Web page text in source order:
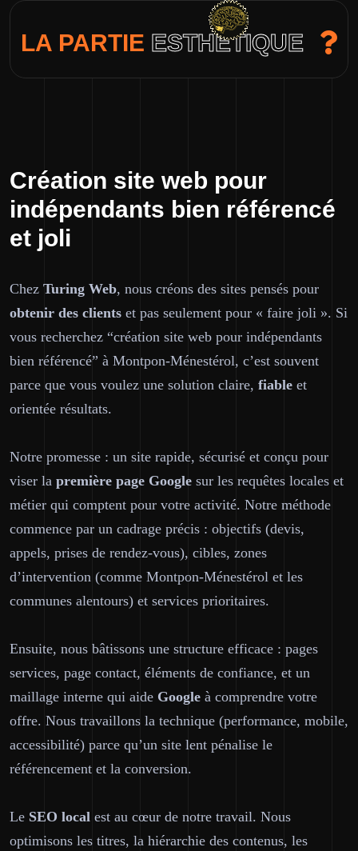
LA PARTIE ESTHÉTIQUE
Création site web pour
indépendants bien référencé
et joli
Chez Turing Web, nous créons des sites pensés pour
obtenir des clients et pas seulement pour « faire joli ». Si
vous recherchez “création site web pour indépendants
bien référencé” à Montpon-Ménestérol, c’est souvent
parce que vous voulez une solution claire, fiable et
orientée résultats.
Notre promesse : un site rapide, sécurisé et conçu pour
viser la première page Google sur les requêtes locales et
métier qui comptent pour votre activité. Notre méthode
commence par un cadrage précis : objectifs (devis,
appels, prises de rendez-vous), cibles, zones
d’intervention (comme Montpon-Ménestérol et les
communes alentours) et services prioritaires.
Ensuite, nous bâtissons une structure efficace : pages
services, page contact, éléments de confiance, et un
maillage interne qui aide Google à comprendre votre
offre. Nous travaillons la technique (performance, mobile,
accessibilité) parce qu’un site lent pénalise le
référencement et la conversion.
Le SEO local est au cœur de notre travail. Nous
optimisons les titres, la hiérarchie des contenus, les